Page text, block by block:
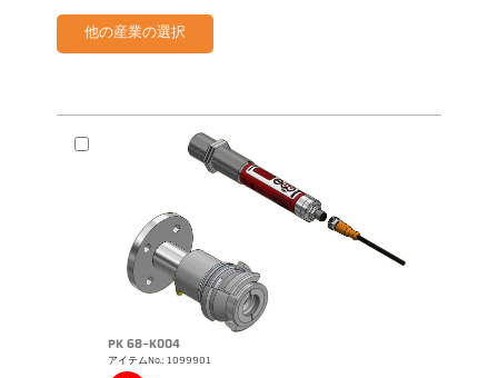
他の産業の選択
PK 68-K004
アイテムNo.: 1099901